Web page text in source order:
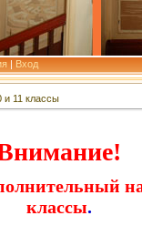
| Вход
и 11 классы
классы.